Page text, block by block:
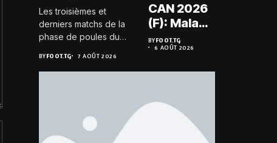
Les troisièmes et
derniers matchs de la
phase de poules du
féminine 2026 se sont
joués le 6 août 2026 à
BYFOOT.TG 7 AOÛT 2026
CAN 2026
(F): Malawi
historique,
le Nigeria
BYFOOT.TG
6 AOÛT 2026